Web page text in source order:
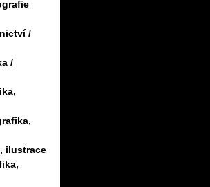
/
/
ilustrace